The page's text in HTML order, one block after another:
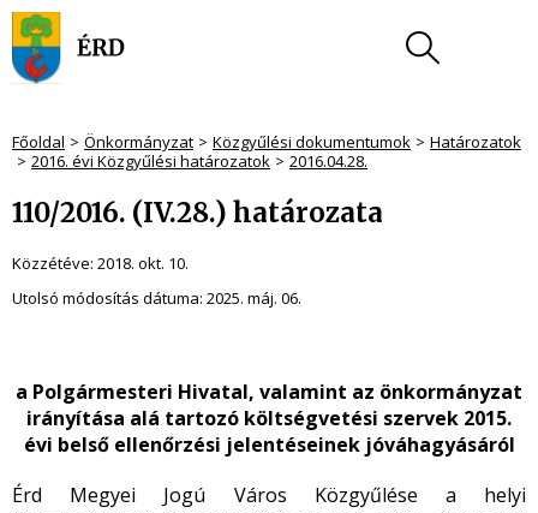
Főoldal Önkormányzat Közgyűlési dokumentumok
Határozatok
2016. évi Közgyűlési határozatok
2016.04.28.
110/2016. (IV.28.) határozata
Közzétéve: 2018. okt. 10.
Utolsó módosítás dátuma: 2025. máj. 06.
a Polgármesteri Hivatal, valamint az önkormányzat
irányítása alá tartozó költségvetési szervek 2015.
évi belső ellenőrzési jelentéseinek jóváhagyásáról
Érd Megyei Jogú Város Közgyűlése a helyi